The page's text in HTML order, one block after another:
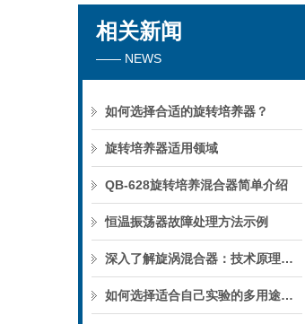
相关新闻
—— NEWS
如何选择合适的旋转培养器？
旋转培养器适用领域
QB-628旋转培养混合器简单介绍
恒温振荡器故障处理方法示例
深入了解旋涡混合器：技术原理与应用领域
如何选择适合自己实验的多用途旋转摇床？